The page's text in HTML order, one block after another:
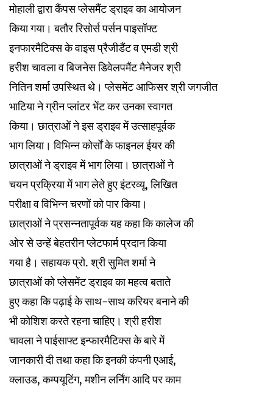
मोहाली द्वारा कैंपस प्लेसमैंट ड्राइव का आयोजन
किया गया। बतौर रिसोर्स पर्सन पाइसॉफ्ट
इनफारमैटिक्स के वाइस प्रैजीडैंट व एमडी श्री
हरीश चावला व बिजनेस डिवेलपमैंट मैनेजर श्री
नितिन शर्मा उपस्थित थे। प्लेसमेंट आफिसर श्री जगजीत
भाटिया ने ग्रीन प्लांटर भेंट कर उनका स्वागत
किया। छात्राओं ने इस ड्राइव में उत्साहपूर्वक
भाग लिया। विभिन्न कोर्सों के फाइनल ईयर की
छात्राओं ने ड्राइव में भाग लिया। छात्राओं ने
चयन प्रक्रिया में भाग लेते हुए इंटरव्यू, लिखित
परीक्षा व विभिन्न चरणों को पार किया।
छात्राओं ने प्रसन्नतापूर्वक यह कहा कि कालेज की
ओर से उन्हें बेहतरीन प्लेटफार्म प्रदान किया
गया है। सहायक प्रो. श्री सुमित शर्मा ने
छात्राओंं को प्लेसमेंट ड्राइव का महत्व बताते
हुए कहा कि पढ़ाई के साथ-साथ करियर बनाने की
भी कोशिश करते रहना चाहिए। श्री हरीश
चावला ने पाईसाफ्ट इन्फारमैटिक्स के बारे में
जानकारी दी तथा कहा कि इनकी कंपनी एआई,
क्लाउड, कम्पयूटिंग, मशीन लर्निंग आदि पर काम